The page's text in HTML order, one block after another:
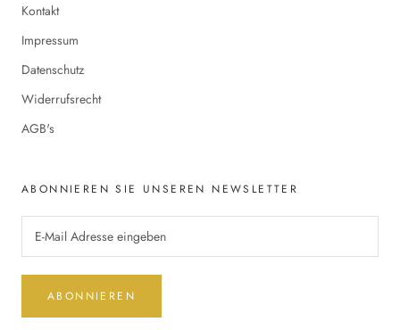
Kontakt
Impressum
Datenschutz
Widerrufsrecht
AGB's
ABONNIEREN SIE UNSEREN NEWSLETTER
ABONNIEREN